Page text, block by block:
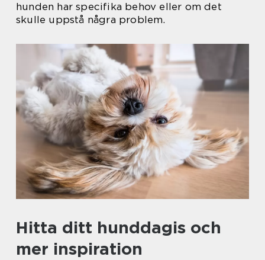
hunden har specifika behov eller om det
skulle uppstå några problem.
Hitta ditt hunddagis och
mer inspiration